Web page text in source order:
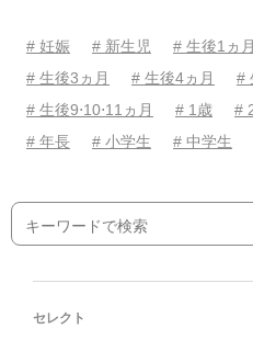
# 妊娠 # 新生児 # 生後1ヵ月
# 生後3ヵ月
# 生後4ヵ月 #
# 生後9⋅10⋅11ヵ月
# 1歳 #
# 年長
# 小学生 # 中学生
セレクト